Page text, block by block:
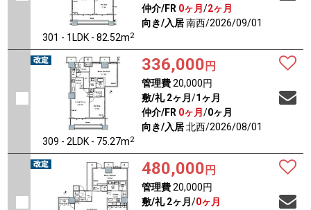
301 - 1LDK - 82.52m2
仲介/FR 0ヶ月 /2ヶ月
向き/入居南西/2026/09/01
309 - 2LDK - 75.27m2
336,000 円
管理費20,000円
敷/礼 2ヶ月 /1ヶ月
仲介/FR 0ヶ月 /0ヶ月
向き/入居北西/2026/08/01
480,000 円
管理費20,000円
敷/礼 2ヶ月 /0ヶ月